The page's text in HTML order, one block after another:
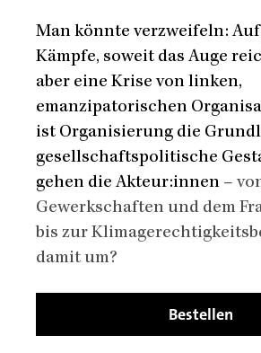
Body
Man könnte verzweifeln:
Kämpfe, soweit das Auge
aber eine Krise von linken,
emanzipatorischen
ist Organisierung die
gesellschaftspolitische
gehen die Akteur:innen –
Gewerkschaften und dem
bis zur
damit um?
Bestellen